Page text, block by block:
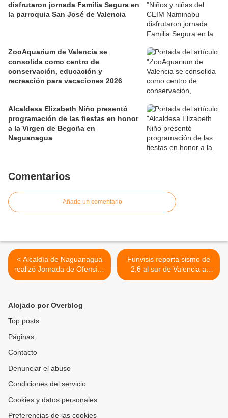
disfrutaron jornada Familia Segura en
la parroquia San José de Valencia
ZooAquarium de Valencia se
consolida como centro de
conservación, educación y
recreación para vacaciones 2026
Alcaldesa Elizabeth Niño presentó
programación de las fiestas en honor
a la Virgen de Begoña en
Naguanagua
Comentarios
Añade un comentario
< Alcaldía de Naguanagua
realizó Jornada de Ofensiva
por la Paz en Santa
Funvisis reporta sismo de
2,6 al sur de Valencia a
finales de la tarde este 1 de
Alojado por Overblog
Top posts
Páginas
Contacto
Denunciar el abuso
Condiciones del servicio
Cookies y datos personales
Preferencias de las cookies